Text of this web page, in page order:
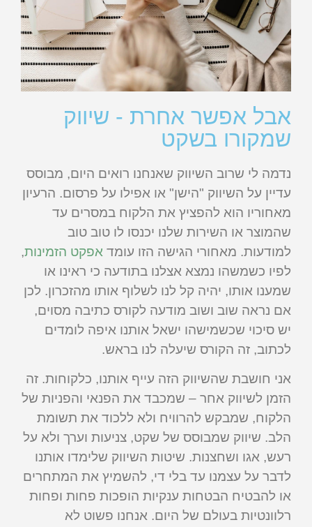
אבל אפשר אחרת - שיווק
שמקורו בשקט
נדמה לי שרוב השיווק שאנחנו רואים היום, מבוסס
עדיין על השיווק "הישן" או אפילו על פרסום. הרעיון
מאחוריו הוא להפציץ את הלקוח במסרים עד
שהמוצר או השירות שלנו יכנסו לו טוב טוב
למודעות. מאחורי הגישה הזו עומד אפקט הזמינות,
לפיו כשמשהו נמצא אצלנו בתודעה כי ראינו או
שמענו אותו, יהיה קל לנו לשלוף אותו מהזכרון. לכן
אם נראה שוב ושוב מודעה לקורס כתיבה מסוים,
יש סיכוי שכשמישהו ישאל אותנו איפה לומדים
לכתוב, זה הקורס שיעלה לנו בראש.
אני חושבת שהשיווק הזה עייף אותנו, כלקוחות. זה
הזמן לשיווק אחר – שמכבד את הפנאי והפניות של
הלקוח, שמבקש להרוויח ולא ללכוד את תשומת
הלב. שיווק שמבוסס של שקט, צניעות וערך ולא על
רעש, אגו ושחצנות. שיטות השיווק שלימדו אותנו
לדבר על עצמנו עד בלי די, להשמיץ את המתחרים
או להבטיח הבטחות ענקיות הופכות פחות ופחות
רלוונטיות בעולם של היום. אנחנו פשוט לא